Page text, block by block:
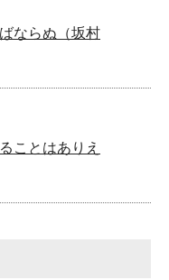
ならぬ（坂村
ことはありえ